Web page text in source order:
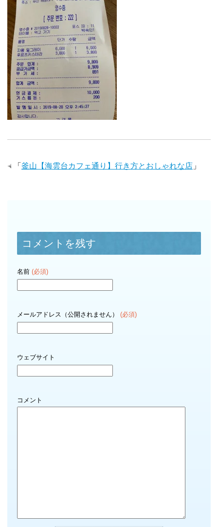
「 釜山【海雲台カフェ通り】行き方とおしゃれな店 」
コメントを残す
名前 (必須)
メールアドレス（公開されません） (必須)
ウェブサイト
コメント